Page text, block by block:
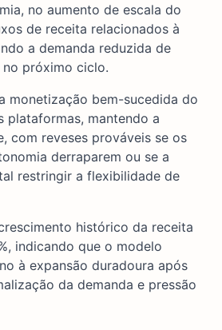
no aumento de escala do
de receita relacionados à
a demanda reduzida de
próximo ciclo.
monetização bem-sucedida do
plataformas, mantendo a
com reveses prováveis se os
derraparem ou se a
restringir a flexibilidade de
histórico da receita
indicando que o modelo
à expansão duradoura após
da demanda e pressão